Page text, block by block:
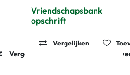
Vergelijken Toevoegen aan
Vriendschapsbank
opschrift
Vergelijken